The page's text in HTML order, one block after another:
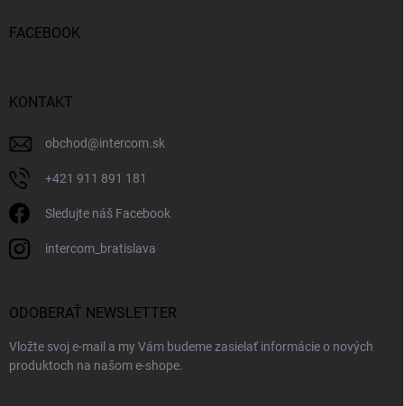
FACEBOOK
KONTAKT
obchod@intercom.sk
+421 911 891 181
Sledujte náš Facebook
intercom_bratislava
ODOBERAŤ NEWSLETTER
Vložte svoj e-mail a my Vám budeme zasielať informácie o nových
produktoch na našom e-shope.